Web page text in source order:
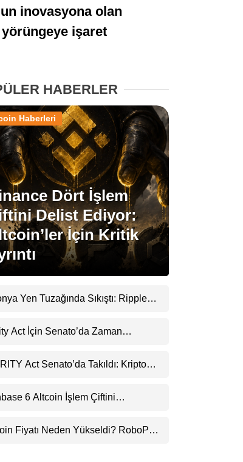
Instagram
Youtube
TikTok
Pinterest
LinkedIn
Telegram
inovasyona olan
yörüngeye işaret
HABERLER
Dört İşlem
Delist Ediyor:
İçin Kritik
Haberleri
Yen Tuzağında Sıkıştı: Ripple
Act İçin Senato’da Zaman
Act Senato’da Takıldı: Kripto
6 Altcoin İşlem Çiftini
Fiyatı Neden Yükseldi? RoboPay